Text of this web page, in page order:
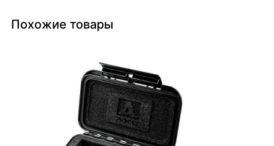
Похожие товары